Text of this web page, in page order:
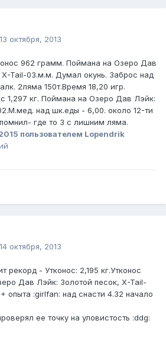
13 октября, 2013
962 грамм. Поймана на Озеро Дав
Tail-03.м.м. Думал окунь. Заброс над
2ляма 150т.Время 18,20 игр.
1,297 кг. Поймана на Озеро Дав Лэйк:
над шк.еды - 6,00. около 12-ти
где то 3 с лишним ляма.
пользователем Lopendrik
14 октября, 2013
рекорд - Утконос: 2,195 кг.Утконос
Дав Лэйк: Золотой песок, X-Tail-
опыта :girlfan: над снасти 4.32 начало
ее точку на уловистость :ddg: